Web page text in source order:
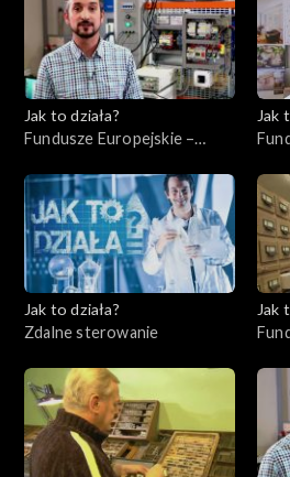
Jak to działa?
Fundusze Europejskie –
Jak
Jak to działa?
Zdalne sterowanie
Jak